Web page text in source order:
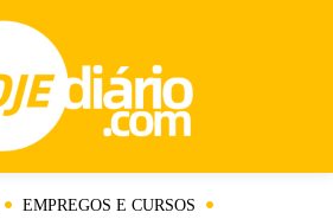
EMPREGOS E CURSOS